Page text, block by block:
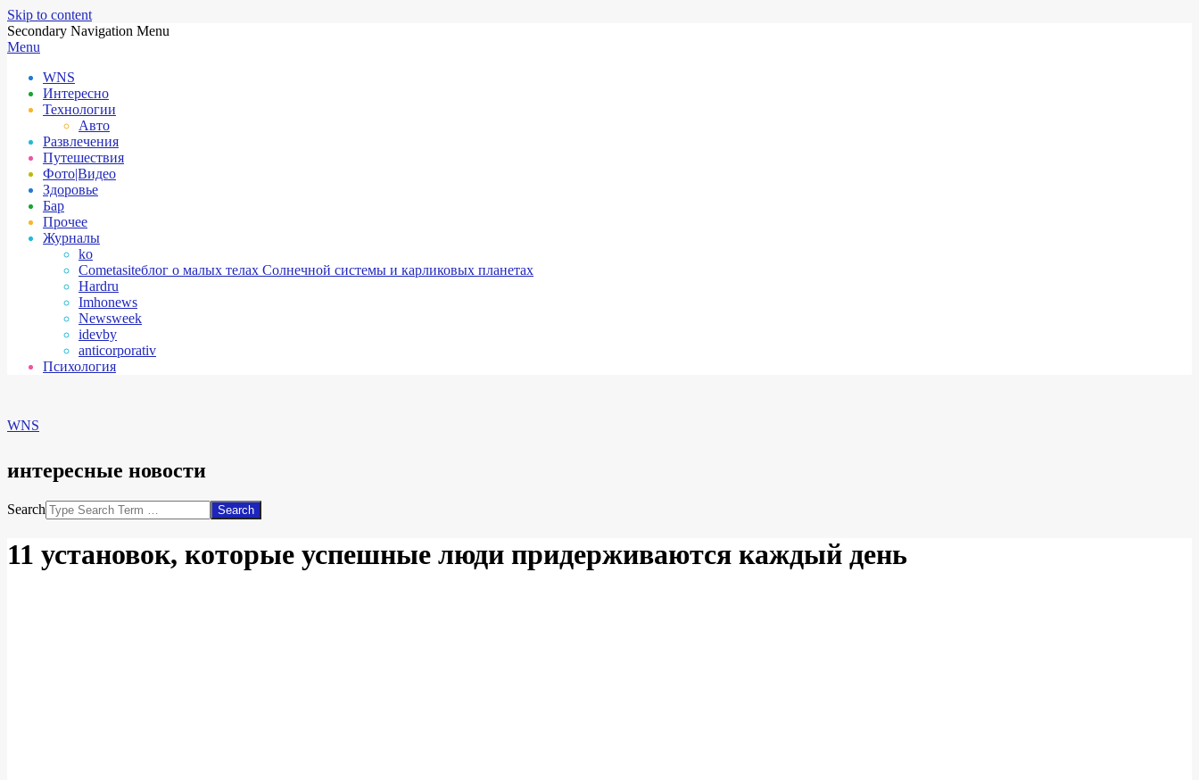
Skip to content
Secondary Navigation Menu
Menu
WNS
Интересно
Технологии
Авто
Развлечения
Путешествия
Фото|Видео
Здоровье
Бар
Прочее
Журналы
ko
Cometasiteблог о малых телах Солнечной системы и карликовых планетах
Hardru
Imhonews
Newsweek
idevby
anticorporativ
Психология
WNS
интересные новости
Search
11 установок, которые успешные люди придерживаются каждый день